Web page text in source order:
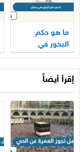
ما هو حكم
البخور في
رمضان
إقرأ أيضاً